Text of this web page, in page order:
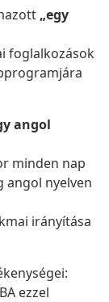
„egy
foglalkozások
angol
minden nap
angol nyelven
irányítása
ezzel